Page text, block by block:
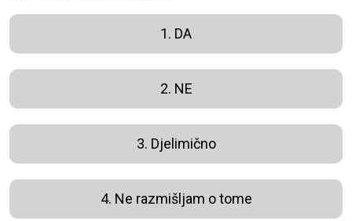
1. DA
2. NE
3. Djelimično
4. Ne razmišljam o tome